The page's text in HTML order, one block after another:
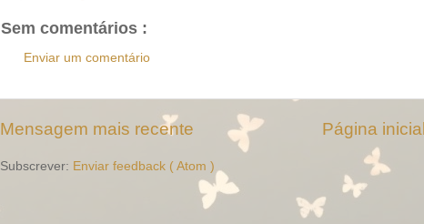
Sem comentários :
Enviar um comentário
Mensagem mais recente Página inicial
Subscrever: Enviar feedback ( Atom )